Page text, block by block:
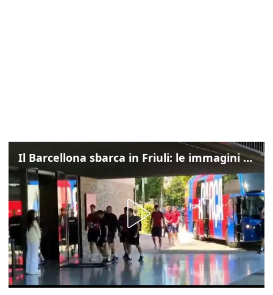
Il Barcellona sbarca in Friuli: le immagini dell'arrivo in albergo